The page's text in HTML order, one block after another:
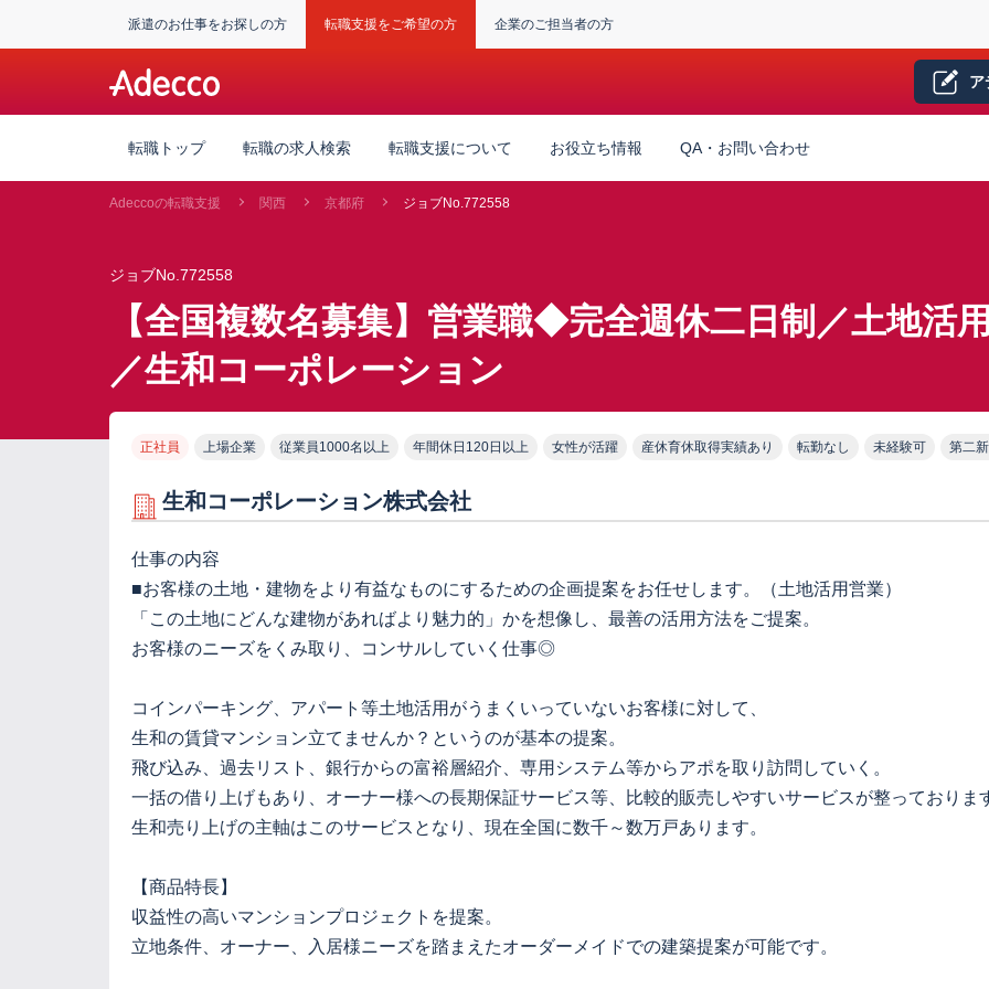
派遣のお仕事をお探しの方 転職支援をご希望の方 企業のご担当者の方
ア
転職トップ 転職の求人検索 転職支援について お役立ち情報 QA・お問い合わせ
Adeccoの転職支援 関西 京都府 ジョブNo.772558
ジョブNo.772558
【全国複数名募集】営業職◆完全週休二日制／土地活
／生和コーポレーション
正社員 上場企業 従業員1000名以上 年間休日120日以上 女性が活躍 産休育休取得実績あり 転勤なし 未経験可 第二
生和コーポレーション株式会社
仕事の内容
■お客様の土地・建物をより有益なものにするための企画提案をお任せします。（土地活用営業）
「この土地にどんな建物があればより魅力的」かを想像し、最善の活用方法をご提案。
お客様のニーズをくみ取り、コンサルしていく仕事◎
コインパーキング、アパート等土地活用がうまくいっていないお客様に対して、
生和の賃貸マンション立てませんか？というのが基本の提案。
飛び込み、過去リスト、銀行からの富裕層紹介、専用システム等からアポを取り訪問していく。
一括の借り上げもあり、オーナー様への長期保証サービス等、比較的販売しやすいサービスが整っておりま
生和売り上げの主軸はこのサービスとなり、現在全国に数千～数万戸あります。
【商品特長】
収益性の高いマンションプロジェクトを提案。
立地条件、オーナー、入居様ニーズを踏まえたオーダーメイドでの建築提案が可能です。